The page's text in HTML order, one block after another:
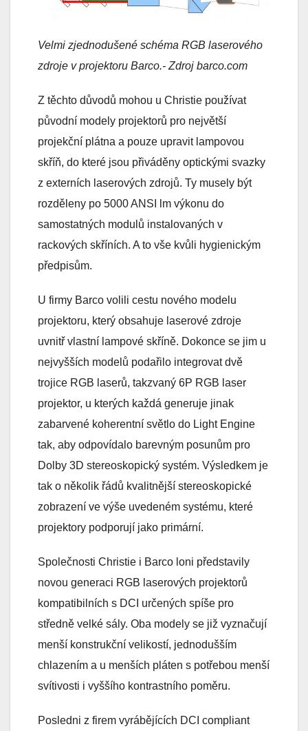
Velmi zjednodušené schéma RGB laserového
zdroje v projektoru Barco.- Zdroj barco.com
Z těchto důvodů mohou u Christie používat
původní modely projektorů pro největší
projekční plátna a pouze upravit lampovou
skříň, do které jsou přiváděny optickými svazky
z externích laserových zdrojů. Ty musely být
rozděleny po 5000 ANSI lm výkonu do
samostatných modulů instalovaných v
rackových skříních. A to vše kvůli hygienickým
předpisům.
U firmy Barco volili cestu nového modelu
projektoru, který obsahuje laserové zdroje
uvnitř vlastní lampové skříně. Dokonce se jim u
nejvyšších modelů podařilo integrovat dvě
trojice RGB laserů, takzvaný 6P RGB laser
projektor, u kterých každá generuje jinak
zabarvené koherentní světlo do Light Engine
tak, aby odpovídalo barevným posunům pro
Dolby 3D stereoskopický systém. Výsledkem je
tak o několik řádů kvalitnější stereoskopické
zobrazení ve výše uvedeném systému, které
projektory podporují jako primární.
Společnosti Christie i Barco loni představily
novou generaci RGB laserových projektorů
kompatibilních s DCI určených spíše pro
středně velké sály. Oba modely se již vyznačují
menší konstrukční velikostí, jednodušším
chlazením a u menších pláten s potřebou menší
svítivosti i vyššího kontrastního poměru.
Posledni z firem vyrábějících DCI compliant